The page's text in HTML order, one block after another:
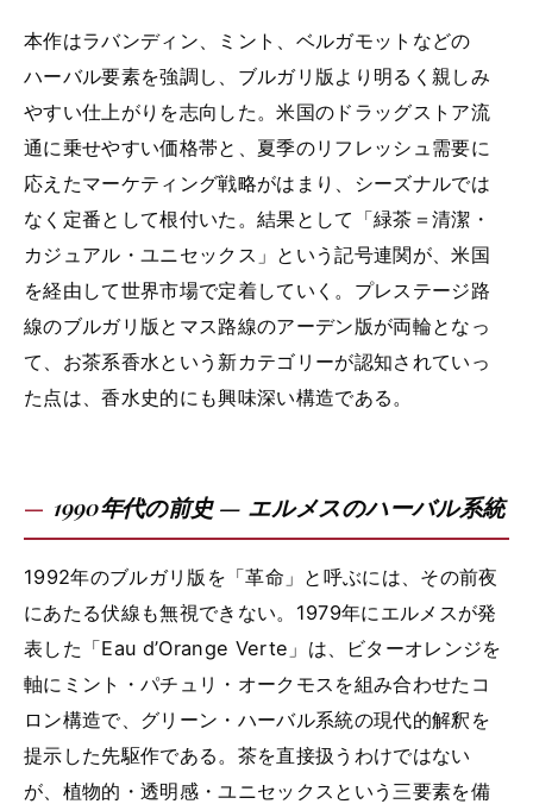
本作はラバンディン、ミント、ベルガモットなどの
ハーバル要素を強調し、ブルガリ版より明るく親しみ
やすい仕上がりを志向した。米国のドラッグストア流
通に乗せやすい価格帯と、夏季のリフレッシュ需要に
応えたマーケティング戦略がはまり、シーズナルでは
なく定番として根付いた。結果として「緑茶＝清潔・
カジュアル・ユニセックス」という記号連関が、米国
を経由して世界市場で定着していく。プレステージ路
線のブルガリ版とマス路線のアーデン版が両輪となっ
て、お茶系香水という新カテゴリーが認知されていっ
た点は、香水史的にも興味深い構造である。
1990年代の前史 — エルメスのハーバル系統
1992年のブルガリ版を「革命」と呼ぶには、その前夜
にあたる伏線も無視できない。1979年にエルメスが発
表した「Eau d’Orange Verte」は、ビターオレンジを
軸にミント・パチュリ・オークモスを組み合わせたコ
ロン構造で、グリーン・ハーバル系統の現代的解釈を
提示した先駆作である。茶を直接扱うわけではない
が、植物的・透明感・ユニセックスという三要素を備